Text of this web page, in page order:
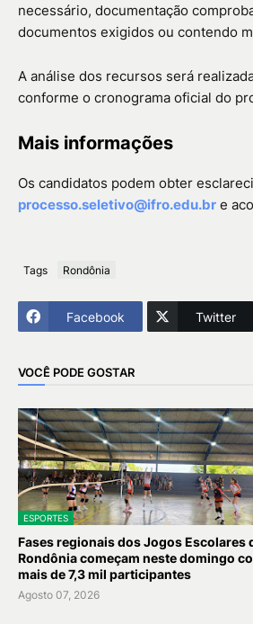
necessário, documentação
documentos exigidos ou contendo
A análise dos recursos será
conforme o cronograma oficial do
Mais informações
Os candidatos podem obter
processo.seletivo@ifro.edu.br e
Tags Rondônia
Facebook Twitter
VOCÊ PODE GOSTAR
ESPORTES
Fases regionais dos Jogos Escolares
Rondônia começam neste domingo
mais de 7,3 mil participantes
Agosto 07, 2026